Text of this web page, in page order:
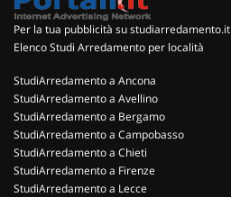
Per la tua pubblicità su studiarredamento.it
Elenco Studi Arredamento per località
StudiArredamento a Ancona
StudiArredamento a Avellino
StudiArredamento a Bergamo
StudiArredamento a Campobasso
StudiArredamento a Chieti
StudiArredamento a Firenze
StudiArredamento a Lecce